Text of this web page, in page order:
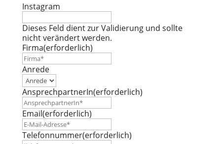
Instagram
Dieses Feld dient zur Validierung und sollte
nicht verändert werden.
Firma(erforderlich)
Anrede
AnsprechpartnerIn(erforderlich)
Email(erforderlich)
Telefonnummer(erforderlich)